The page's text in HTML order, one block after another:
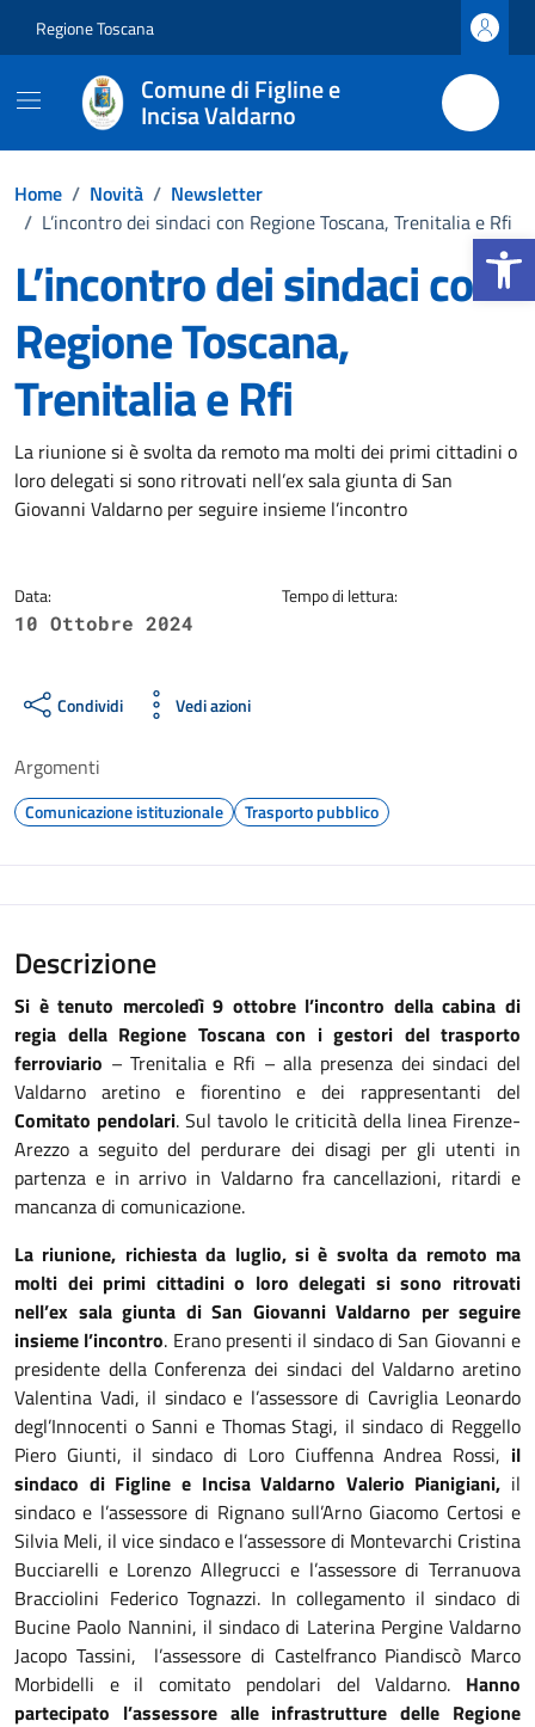
Apri la
Regione Toscana
Comune di Figline e
Incisa Valdarno
Home / Novità / Newsletter
/ L’incontro dei sindaci con Regione Toscana, Trenitalia e Rfi
L’incontro dei sindaci con
Regione Toscana,
Trenitalia e Rfi
Dettagli della notizia
La riunione si è svolta da remoto ma molti dei primi cittadini o
loro delegati si sono ritrovati nell’ex sala giunta di San
Giovanni Valdarno per seguire insieme l’incontro
Data:
10 Ottobre 2024
Tempo di lettura:
Condividi Vedi azioni
Argomenti
Comunicazione istituzionale Trasporto pubblico
Descrizione
Si è tenuto mercoledì 9 ottobre l’incontro della cabina di
regia della Regione Toscana con i gestori del trasporto
ferroviario – Trenitalia e Rfi – alla presenza dei sindaci del
Valdarno aretino e fiorentino e dei rappresentanti del
Comitato pendolari. Sul tavolo le criticità della linea Firenze-
Arezzo a seguito del perdurare dei disagi per gli utenti in
partenza e in arrivo in Valdarno fra cancellazioni, ritardi e
mancanza di comunicazione.
La riunione, richiesta da luglio, si è svolta da remoto ma
molti dei primi cittadini o loro delegati si sono ritrovati
nell’ex sala giunta di San Giovanni Valdarno per seguire
insieme l’incontro. Erano presenti il sindaco di San Giovanni e
presidente della Conferenza dei sindaci del Valdarno aretino
Valentina Vadi, il sindaco e l’assessore di Cavriglia Leonardo
degl’Innocenti o Sanni e Thomas Stagi, il sindaco di Reggello
Piero Giunti, il sindaco di Loro Ciuffenna Andrea Rossi, il
sindaco di Figline e Incisa Valdarno Valerio Pianigiani, il
sindaco e l’assessore di Rignano sull’Arno Giacomo Certosi e
Silvia Meli, il vice sindaco e l’assessore di Montevarchi Cristina
Bucciarelli e Lorenzo Allegrucci e l’assessore di Terranuova
Bracciolini Federico Tognazzi. In collegamento il sindaco di
Bucine Paolo Nannini, il sindaco di Laterina Pergine Valdarno
Jacopo Tassini, l’assessore di Castelfranco Piandiscò Marco
Morbidelli e il comitato pendolari del Valdarno. Hanno
partecipato l’assessore alle infrastrutture delle Regione